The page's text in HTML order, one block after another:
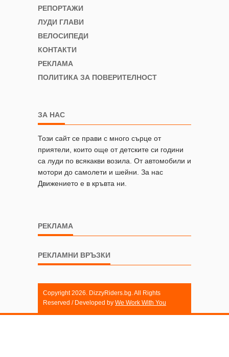
РЕПОРТАЖИ
ЛУДИ ГЛАВИ
ВЕЛОСИПЕДИ
КОНТАКТИ
РЕКЛАМА
ПОЛИТИКА ЗА ПОВЕРИТЕЛНОСТ
ЗА НАС
Този сайт се прави с много сърце от
приятели, които още от детските си години
са луди по всякакви возила. От автомобили и
мотори до самолети и шейни. За нас
Движението е в кръвта ни.
РЕКЛАМА
РЕКЛАМНИ ВРЪЗКИ
Copyright 2026. DizzyRiders.bg. All Rights
Reserved / Developed by We Work With You